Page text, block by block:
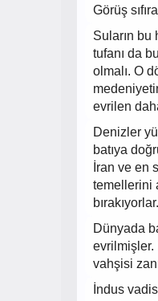
Görüş
Suların bu
tufanı da
olmalı. O
evrilen
Denizler
batıya
İran ve en
temellerini
bırakıyorlar.
Dünyada
evrilmişler.
vahşisi
İndus